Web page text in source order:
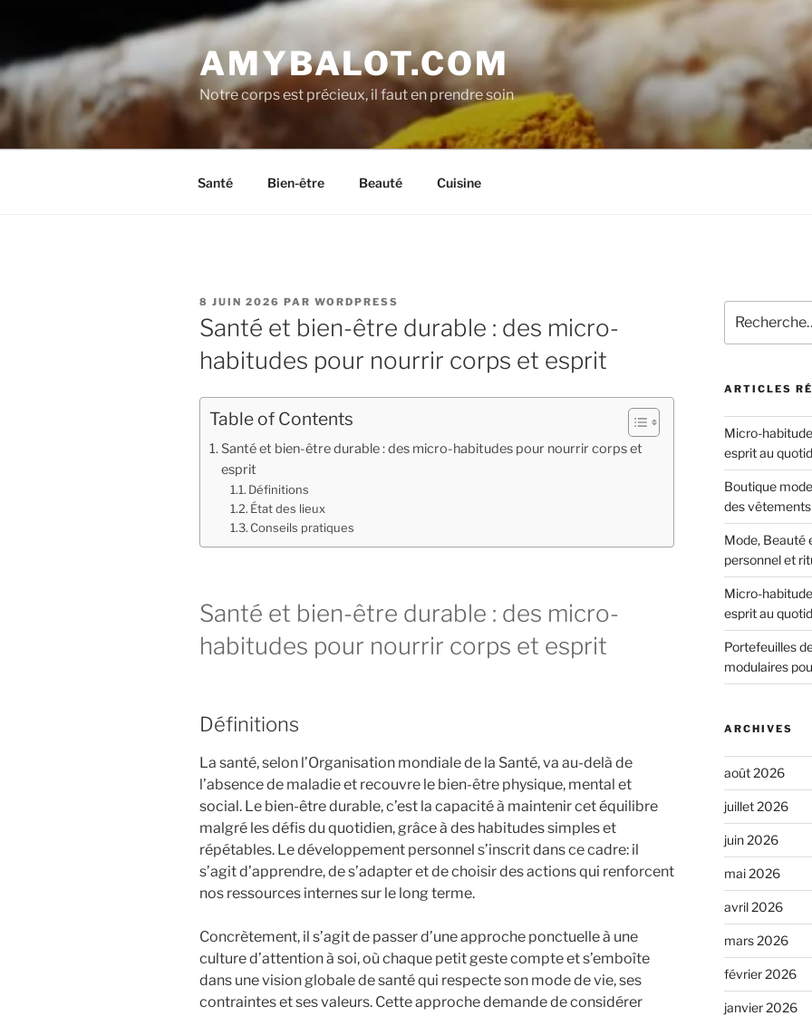
contenu
principal
AMYBALOT.COM
Notre corps est précieux, il faut en prendre soin
Santé Bien-être Beauté Cuisine
PUBLIÉ
LE
8 JUIN 2026 PAR WORDPRESS
Santé et bien-être durable : des micro-
habitudes pour nourrir corps et esprit
Table of Contents
Santé et bien-être durable : des micro-habitudes pour nourrir corps et
esprit
Définitions
État des lieux
Conseils pratiques
Santé et bien-être durable : des micro-
habitudes pour nourrir corps et esprit
Définitions
La santé, selon l’Organisation mondiale de la Santé, va au-delà de
l’absence de maladie et recouvre le bien-être physique, mental et
social. Le bien-être durable, c’est la capacité à maintenir cet équilibre
malgré les défis du quotidien, grâce à des habitudes simples et
répétables. Le développement personnel s’inscrit dans ce cadre: il
s’agit d’apprendre, de s’adapter et de choisir des actions qui renforcent
nos ressources internes sur le long terme.
Concrètement, il s’agit de passer d’une approche ponctuelle à une
culture d’attention à soi, où chaque petit geste compte et s’emboîte
dans une vision globale de santé qui respecte son mode de vie, ses
contraintes et ses valeurs. Cette approche demande de considérer
pour
:
ARTICLES
Micro-
esprit au
Boutique
des
Mode, Beauté
personnel et
Micro-
esprit au
Portefeuilles
modulaires
ARCHIVES
août 2026
juillet 2026
juin 2026
mai 2026
avril 2026
mars 2026
février 2026
janvier 2026